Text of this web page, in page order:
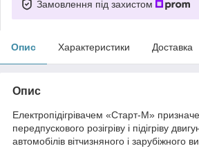
Замовлення під захистом
Опис Характеристики Доставка
Опис
Електропідігрівачем «Старт-М»
передпускового розігріву і підігріву
автомобілів вітчизняного і зарубіжного